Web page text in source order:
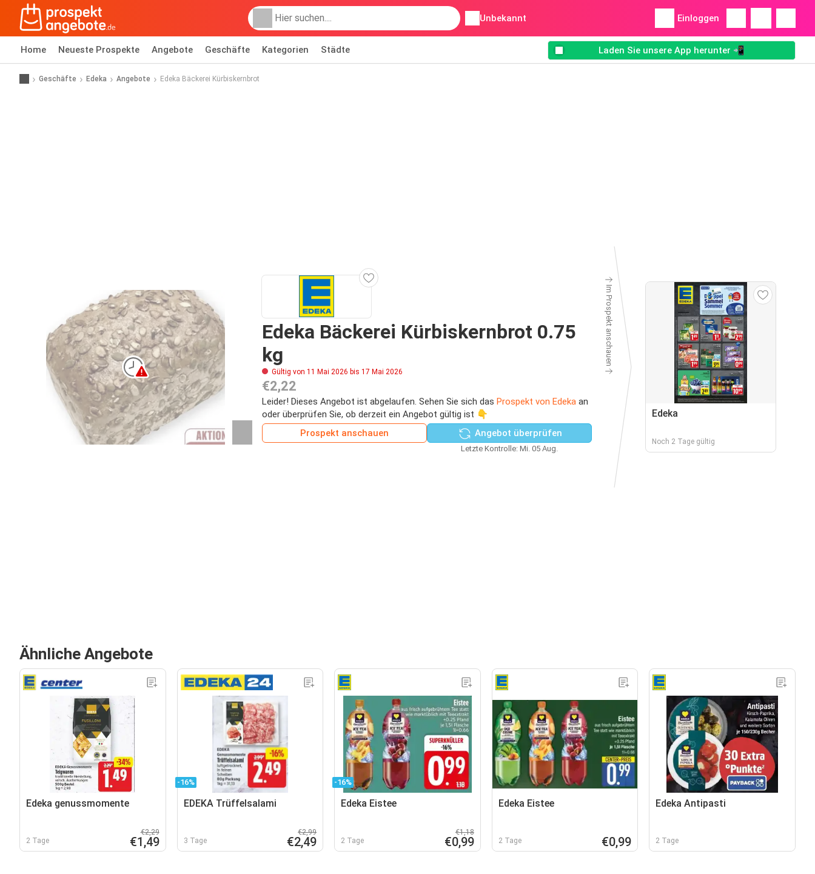
Unbekannt Einloggen
Home Neueste Prospekte Angebote Geschäfte Kategorien Städte Laden Sie unsere App herunter 📲
Geschäfte Edeka Angebote Edeka Bäckerei Kürbiskernbrot
Edeka Bäckerei Kürbiskernbrot 0.75
kg
Gültig von 11 Mai 2026 bis 17 Mai 2026
€2,22
Leider! Dieses Angebot ist abgelaufen. Sehen Sie sich das Prospekt von Edeka an
oder überprüfen Sie, ob derzeit ein Angebot gültig ist 👇
Prospekt anschauen
Angebot überprüfen
Letzte Kontrolle: Mi. 05 Aug.
Im Prospekt anschauen
Edeka
Noch 2 Tage gültig
Ähnliche Angebote
Edeka genussmomente
2 Tage
€2,29
€1,49
-16%
EDEKA Trüffelsalami
3 Tage
€2,99
€2,49
-16%
Edeka Eistee
2 Tage
€1,18
€0,99
Edeka Eistee
2 Tage €0,99
Edeka Antipasti
2 Tage